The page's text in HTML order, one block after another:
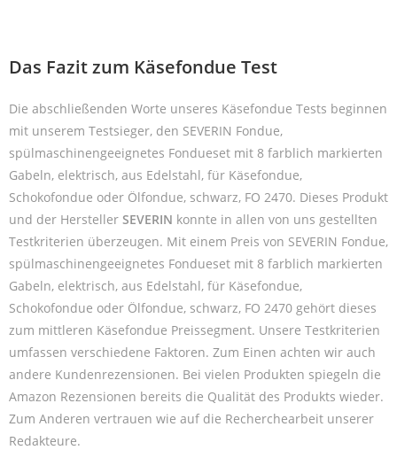
Das Fazit zum Käsefondue Test
Die abschließenden Worte unseres Käsefondue Tests beginnen
mit unserem Testsieger, den SEVERIN Fondue,
spülmaschinengeeignetes Fondueset mit 8 farblich markierten
Gabeln, elektrisch, aus Edelstahl, für Käsefondue,
Schokofondue oder Ölfondue, schwarz, FO 2470. Dieses Produkt
und der Hersteller SEVERIN konnte in allen von uns gestellten
Testkriterien überzeugen. Mit einem Preis von SEVERIN Fondue,
spülmaschinengeeignetes Fondueset mit 8 farblich markierten
Gabeln, elektrisch, aus Edelstahl, für Käsefondue,
Schokofondue oder Ölfondue, schwarz, FO 2470 gehört dieses
zum mittleren Käsefondue Preissegment. Unsere Testkriterien
umfassen verschiedene Faktoren. Zum Einen achten wir auch
andere Kundenrezensionen. Bei vielen Produkten spiegeln die
Amazon Rezensionen bereits die Qualität des Produkts wieder.
Zum Anderen vertrauen wie auf die Recherchearbeit unserer
Redakteure.